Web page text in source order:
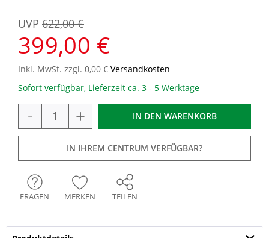
399,00 €
UVP 622,00 €
Inkl. MwSt. zzgl. 0,00 € Versandkosten
Sofort verfügbar, Lieferzeit ca. 3 - 5 Werktage
- + IN DEN WARENKORB
IN IHREM CENTRUM VERFÜGBAR?
FRAGEN MERKEN TEILEN